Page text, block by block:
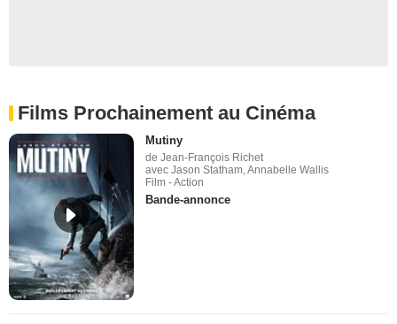
Films Prochainement au Cinéma
Mutiny
de Jean-François Richet
avec Jason Statham, Annabelle Wallis
Film - Action
Bande-annonce